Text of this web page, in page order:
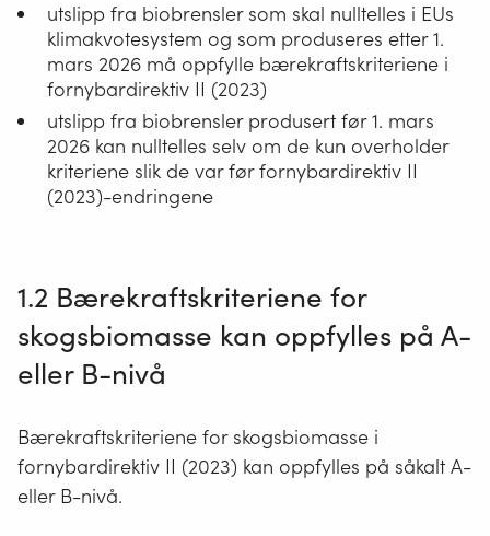
utslipp fra biobrensler som skal nulltelles i EUs
klimakvotesystem og som produseres etter 1.
mars 2026 må oppfylle bærekraftskriteriene i
fornybardirektiv II (2023)
utslipp fra biobrensler produsert før 1. mars
2026 kan nulltelles selv om de kun overholder
kriteriene slik de var før fornybardirektiv II
(2023)-endringene
1.2 Bærekraftskriteriene for
skogsbiomasse kan oppfylles på A-
eller B-nivå
Bærekraftskriteriene for skogsbiomasse i
fornybardirektiv II (2023) kan oppfylles på såkalt A-
eller B-nivå.